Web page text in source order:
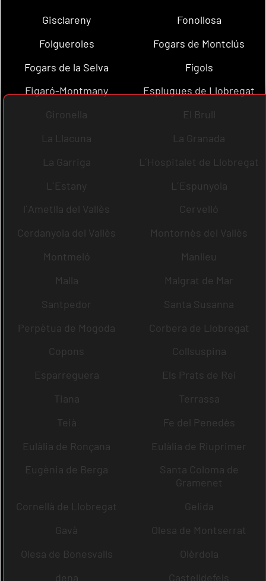
Gisclareny
Fonollosa
Folgueroles
Fogars de Montclús
Fogars de la Selva
Fígols
Figaró-Montmany
Esplugues de Llobregat
Gironella
El Brull
La Llacuna
La Granada
La Garriga
L´Hospitalet de Llobregat
L´Estany
L´Espunyola
l´Ametlla del Vallès
Cervelló
Cerdanyola del Vallès
Montornès del Vallès
Montmeló
Manlleu
Malla
Malgrat de Mar
Santpedor
Santa Susanna
Perpètua de Mogoda
Corbera de Llobregat
Copons
Collsuspina
Esparreguera
Els Prats de Rei
Tiana
Terrassa
Teià
Fe del Penedès
Eulàlia de Ronçana
Eulàlia de Riuprimer
Eugènia de Berga
Santa Coloma de
Gramenet
Cornellà de Llobregat
Gelida
Gavà
Olesa de Montserrat
Olesa de Bonesvalls
Olèrdola
dena
Castelldefels